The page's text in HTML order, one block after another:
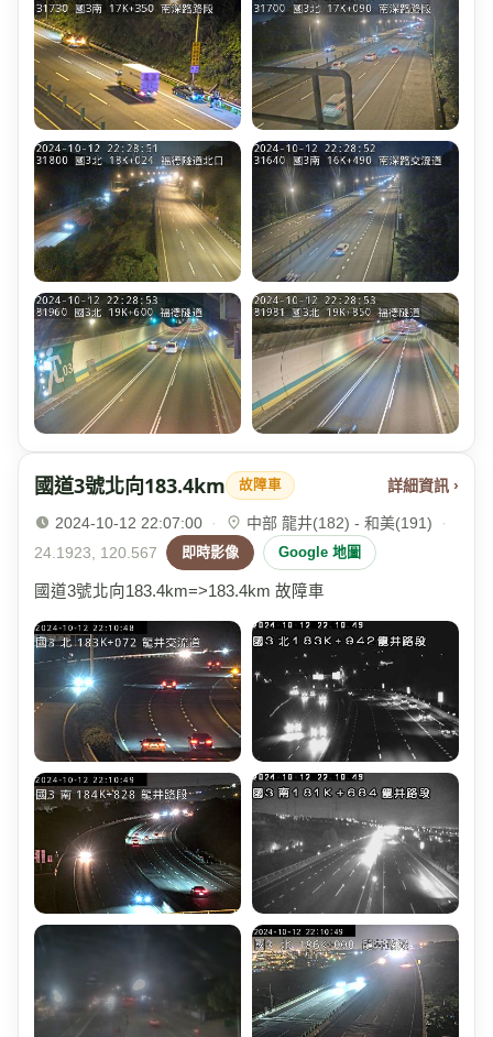
國道3號北向183.4km 故障車 詳細資訊 ›
2024-10-12 22:07:00 · 中部 龍井(182) - 和美(191)
·
24.1923, 120.567
即時影像 Google 地圖
國道3號北向183.4km=>183.4km 故障車